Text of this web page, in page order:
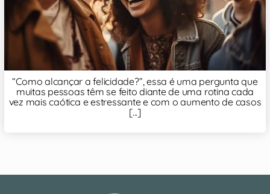
“Como alcançar a felicidade?”, essa é uma pergunta que
muitas pessoas têm se feito diante de uma rotina cada
vez mais caótica e estressante e com o aumento de casos
[...]